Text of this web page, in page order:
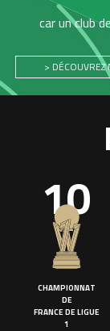
car un club
>
10
CHAMPIONNAT
DE
FRANCE DE LIGUE
1